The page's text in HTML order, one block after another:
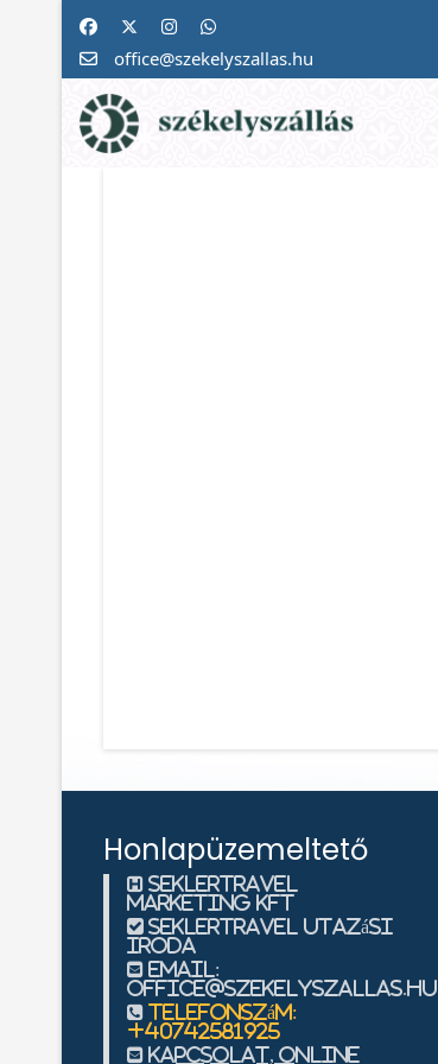
office@szekelyszallas.hu
Honlapüzemeltető
SeklerTravel
Marketing KFT
SeklerTravel Utazási
Iroda
Email:
office@szekelyszallas.hu
Telefonszám:
+40742581925
Kapcsolat, Online